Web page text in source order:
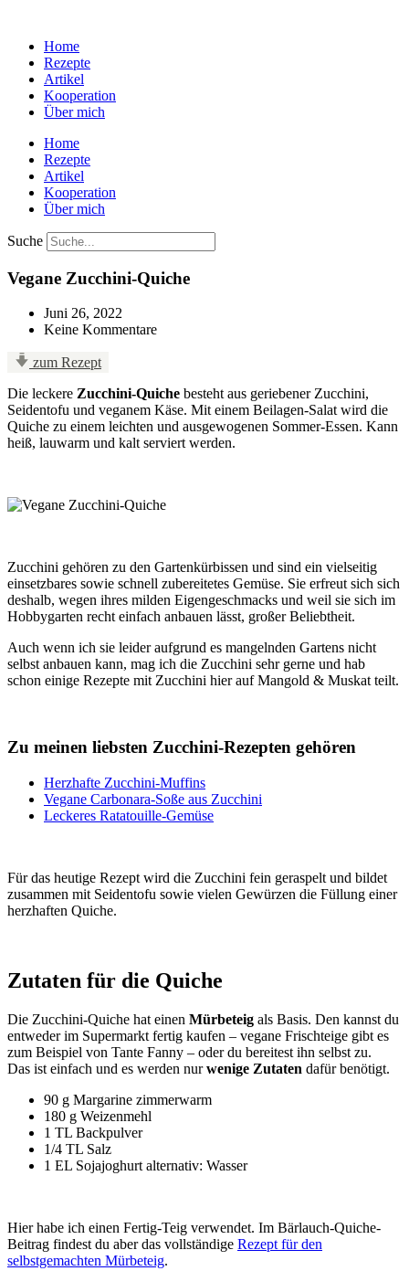
Home
Rezepte
Artikel
Kooperation
Über mich
Home
Rezepte
Artikel
Kooperation
Über mich
Suche
Vegane Zucchini-Quiche
Juni 26, 2022
Keine Kommentare
zum Rezept
Die leckere Zucchini-Quiche besteht aus geriebener Zucchini,
Seidentofu und veganem Käse. Mit einem Beilagen-Salat wird die
Quiche zu einem leichten und ausgewogenen Sommer-Essen. Kann
heiß, lauwarm und kalt serviert werden.
Zucchini gehören zu den Gartenkürbissen und sind ein vielseitig
einsetzbares sowie schnell zubereitetes Gemüse. Sie erfreut sich sich
deshalb, wegen ihres milden Eigengeschmacks und weil sie sich im
Hobbygarten recht einfach anbauen lässt, großer Beliebtheit.
Auch wenn ich sie leider aufgrund es mangelnden Gartens nicht
selbst anbauen kann, mag ich die Zucchini sehr gerne und hab
schon einige Rezepte mit Zucchini hier auf Mangold & Muskat teilt.
Zu meinen liebsten Zucchini-Rezepten gehören
Herzhafte Zucchini-Muffins
Vegane Carbonara-Soße aus Zucchini
Leckeres Ratatouille-Gemüse
Für das heutige Rezept wird die Zucchini fein geraspelt und bildet
zusammen mit Seidentofu sowie vielen Gewürzen die Füllung einer
herzhaften Quiche.
Zutaten für die Quiche
Die Zucchini-Quiche hat einen Mürbeteig als Basis. Den kannst du
entweder im Supermarkt fertig kaufen – vegane Frischteige gibt es
zum Beispiel von Tante Fanny – oder du bereitest ihn selbst zu.
Das ist einfach und es werden nurwenige Zutaten dafür benötigt.
90 g Margarine zimmerwarm
180 g Weizenmehl
1 TL Backpulver
1/4 TL Salz
1 EL Sojajoghurt alternativ: Wasser
Hier habe ich einen Fertig-Teig verwendet. Im Bärlauch-Quiche-
Beitrag findest du aber das vollständige Rezept für den
selbstgemachten Mürbeteig.